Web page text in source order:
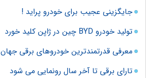
جایگزینی عجیب برای خودرو پراید !
تولید خودرو BYD چین در ژاپن کلید خورد
معرفی قدرتمندترین خودروهای برقی جهان
تارای برقی تا آخر سال رونمایی می شود